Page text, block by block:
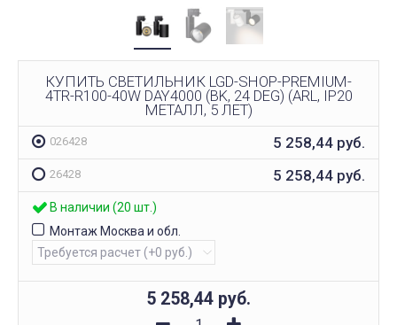
КУПИТЬ СВЕТИЛЬНИК LGD-SHOP-PREMIUM-
4TR-R100-40W DAY4000 (BK, 24 DEG) (ARL, IP20
МЕТАЛЛ, 5 ЛЕТ)
026428 5 258,44 руб.
26428 5 258,44 руб.
В наличии (20 шт.)
Монтаж Москва и обл.
5 258,44 руб.